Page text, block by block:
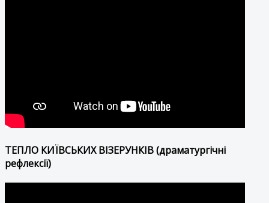
ТЕПЛО КИЇВСЬКИХ ВІЗЕРУНКІВ (драматургічні
рефлексії)